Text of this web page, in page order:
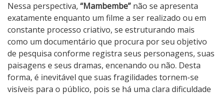
Nessa perspectiva, “Mambembe” não se apresenta
exatamente enquanto um filme a ser realizado ou em
constante processo criativo, se estruturando mais
como um documentário que procura por seu objetivo
de pesquisa conforme registra seus personagens, suas
paisagens e seus dramas, encenando ou não. Desta
forma, é inevitável que suas fragilidades tornem-se
visíveis para o público, pois se há uma clara dificuldade